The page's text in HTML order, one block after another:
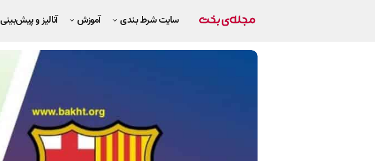
سایت شرط بندی آموزش آنالیز و پیش‌بینی